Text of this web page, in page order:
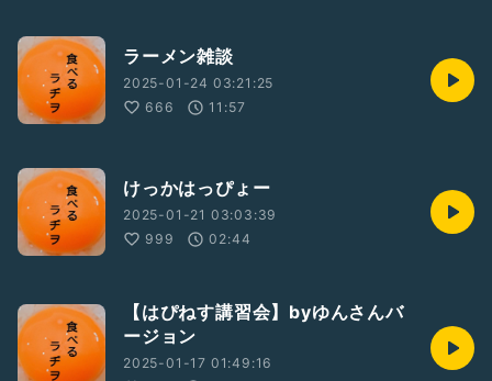
ラーメン雑談
2025-01-24 03:21:25
666
11:57
けっかはっぴょー
2025-01-21 03:03:39
999
02:44
【はぴねす講習会】byゆんさんバ
ージョン
2025-01-17 01:49:16